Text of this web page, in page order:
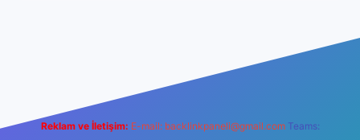
Reklam ve İletişim: E-mail: backlinkpaneli@gmail.com Teams: